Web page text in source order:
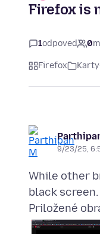
Firefox is
1odpoveď 0
Firefox Karty
9/23/25,
While other
Priložené